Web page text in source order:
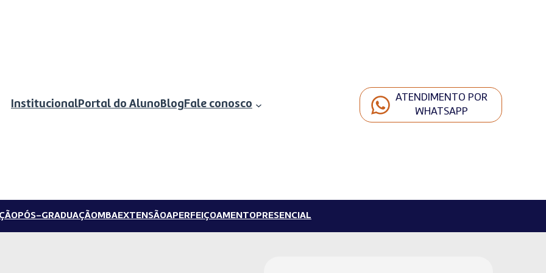
InstitucionalPortal do AlunoBlogFale conosco
ATENDIMENTO POR
WHATSAPP
PÓS-GRADUAÇÃOMBAEXTENSÃOAPERFEIÇOAMENTOPRESENCIAL